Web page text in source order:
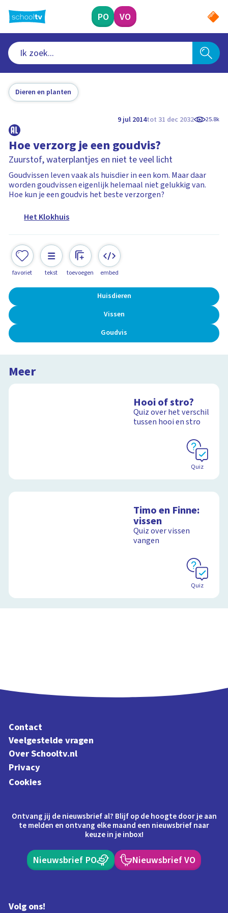
naar
hoofdinhoud
PO VO
Dieren en planten
9 jul 2014tot 31 dec 2032 25.8k
Hoe verzorg je een goudvis?
Zuurstof, waterplantjes en niet te veel licht
Goudvissen leven vaak als huisdier in een kom. Maar daar
worden goudvissen eigenlijk helemaal niet gelukkig van.
Hoe kun je een goudvis het beste verzorgen?
Het Klokhuis
favoriet tekst toevoegen embed
Huisdieren
Vissen
Goudvis
Meer
Hooi of stro?
Quiz over het verschil
tussen hooi en stro
Quiz
Timo en Finne:
vissen
Quiz over vissen
vangen
Quiz
Contact
Veelgestelde vragen
Over Schooltv.nl
Privacy
Cookies
Ontvang jij de nieuwsbrief al? Blijf op de hoogte door je aan
te melden en ontvang elke maand een nieuwsbrief naar
keuze in je inbox!
Nieuwsbrief PO Nieuwsbrief VO
Volg ons!